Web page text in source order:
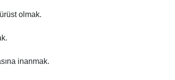
olmak.
inanmak.